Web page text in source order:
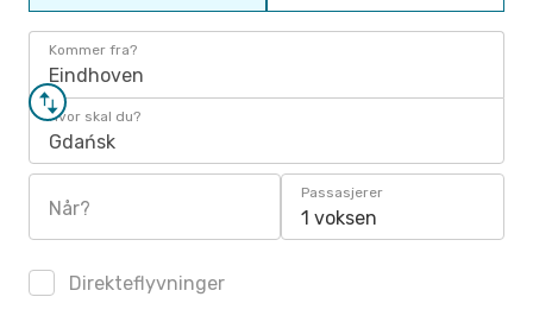
Kommer fra?
Eindhoven
Hvor skal du?
Gdańsk
Når?
Passasjerer
1 voksen
Direkteflyvninger